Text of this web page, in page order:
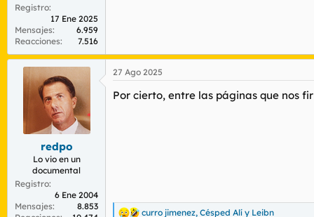
Registro
17 Ene 2025
Mensajes
6.959
Reacciones
7.516
redpo
Lo vio en un
documental
Registro
6 Ene 2004
Mensajes
8.853
27 Ago 2025
Por cierto, entre las páginas que nos
curro jimenez, Césped Alí y Leibn